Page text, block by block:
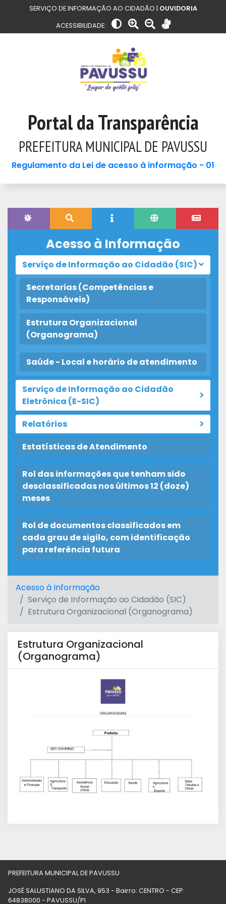
SERVIÇO DE INFORMAÇÃO AO CIDADÃO | OUVIDORIA
ACESSIBILIDADE:
Portal da Transparência
PREFEITURA MUNICIPAL DE PAVUSSU
Regulamento da Lei de acesso à informação - 01
Acesso à Informação
Serviço de Informação ao Cidadão (SIC)
Secretarias (Competências e
Responsáveis)
Estrutura Organizacional
(Organograma)
Saúde - Local e horário de atendimento
Serviço de Informação ao Cidadão
Eletrônica (E-SIC)
Relatórios
Estatísticas de Atendimento
Rol das informações que tenham sido
desclassificadas nos últimos 12 (doze)
meses
Rol de documentos classificados em
cada grau de sigilo, com identificação
para referência futura
Acesso à Informação
Serviço de Informação ao Cidadão (SIC)
Estrutura Organizacional (Organograma)
Estrutura Organizacional
(Organograma)
PREFEITURA MUNICIPAL DE PAVUSSU
JOSÉ SALUSTIANO DA SILVA, 953 - Bairro: CENTRO - CEP:
64838000 - PAVUSSU/PI